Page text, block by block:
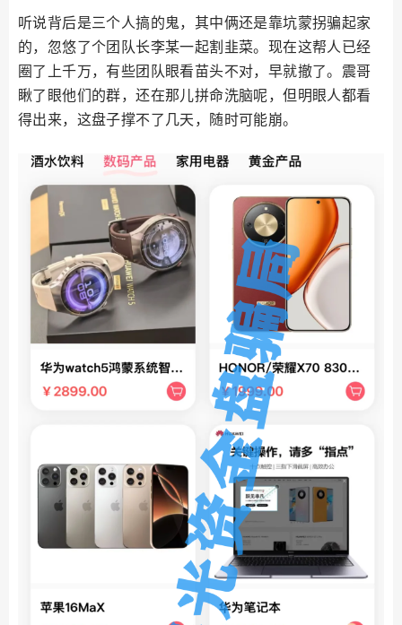
听说背后是三个人搞的鬼，其中俩还是靠坑蒙拐骗起家
的，忽悠了个团队长李某一起割韭菜。现在这帮人已经
圈了上千万，有些团队眼看苗头不对，早就撤了。震哥
瞅了眼他们的群，还在那儿拼命洗脑呢，但明眼人都看
得出来，这盘子撑不了几天，随时可能崩。